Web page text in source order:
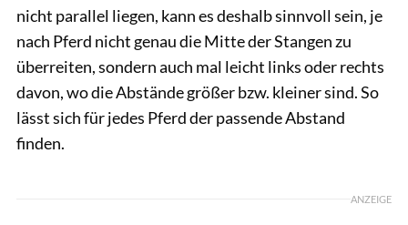
nicht parallel liegen, kann es deshalb sinnvoll sein, je
nach Pferd nicht genau die Mitte der Stangen zu
überreiten, sondern auch mal leicht links oder rechts
davon, wo die Abstände größer bzw. kleiner sind. So
lässt sich für jedes Pferd der passende Abstand
finden.
ANZEIGE